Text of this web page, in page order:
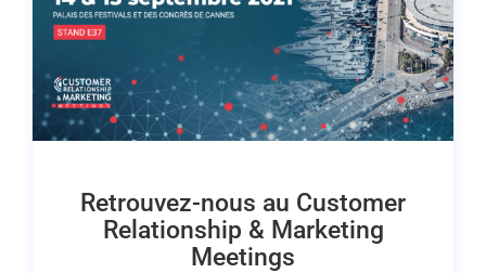
Retrouvez-nous au Customer
Relationship & Marketing
Meetings